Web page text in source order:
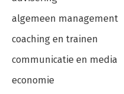
algemeen management
coaching en trainen
communicatie en media
economie